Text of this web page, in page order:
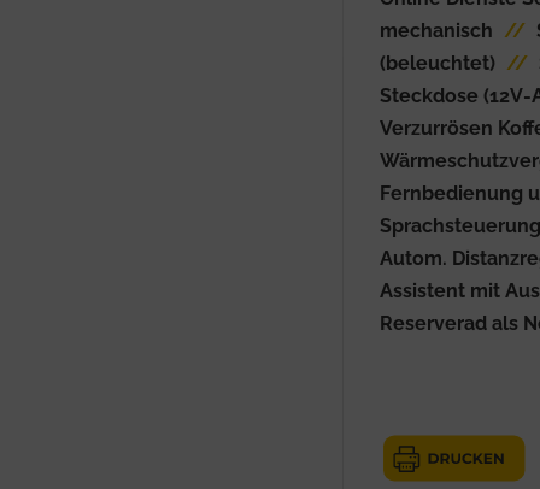
mechanisch //
(beleuchtet) //
Steckdose (12V-
Verzurrösen
Fernbedienung
Autom.
Assistent mit
Reserverad als